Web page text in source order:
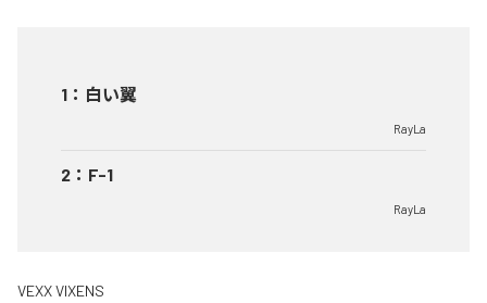
1 ： 白い翼
RayLa
2 ： F-1
RayLa
VEXX VIXENS